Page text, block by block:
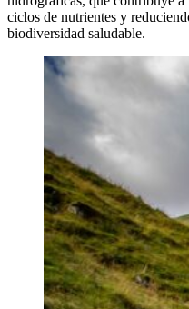
ciclos de nutrientes y
biodiversidad saludable.